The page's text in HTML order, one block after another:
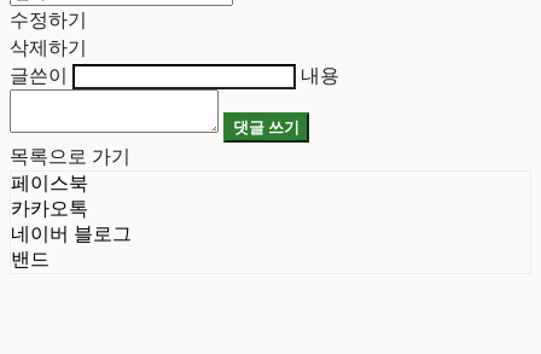
수정하기
삭제하기
글쓴이
내용
댓글 쓰기
목록으로 가기
페이스북
카카오톡
네이버 블로그
밴드